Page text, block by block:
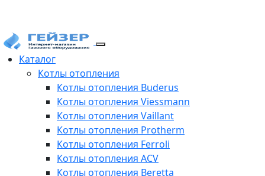
Каталог
Котлы отопления
Котлы отопления Buderus
Котлы отопления Viessmann
Котлы отопления Vaillant
Котлы отопления Protherm
Котлы отопления Ferroli
Котлы отопления ACV
Котлы отопления Beretta